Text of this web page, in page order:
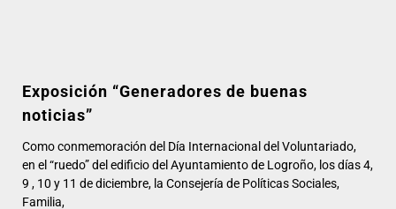
Exposición “Generadores de buenas
noticias”
Como conmemoración del Día Internacional del Voluntariado,
en el “ruedo” del edificio del Ayuntamiento de Logroño, los días 4,
9 , 10 y 11 de diciembre, la Consejería de Políticas Sociales,
Familia,